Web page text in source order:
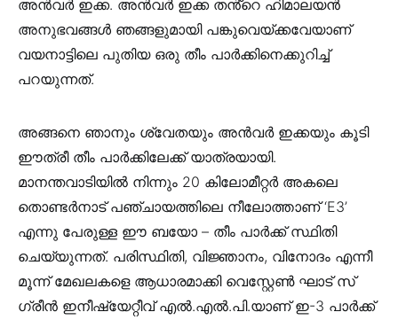
അൻവർ ഇക്ക. അൻവർ ഇക്ക തൻ്റെ ഹിമാലയൻ
അനുഭവങ്ങൾ ഞങ്ങളുമായി പങ്കുവെയ്ക്കവേയാണ്
വയനാട്ടിലെ പുതിയ ഒരു തീം പാർക്കിനെക്കുറിച്ച്
പറയുന്നത്.
അങ്ങനെ ഞാനും ശ്വേതയും അൻവർ ഇക്കയും കൂടി
ഈത്രീ തീം പാർക്കിലേക്ക് യാത്രയായി.
മാനന്തവാടിയിൽ നിന്നും 20 കിലോമീറ്റർ അകലെ
തൊണ്ടർനാട് പഞ്ചായത്തിലെ നീലോത്താണ് ‘E3’
എന്നു പേരുള്ള ഈ ബയോ – തീം പാർക്ക് സ്ഥിതി
ചെയ്യുന്നത്. പരിസ്ഥിതി, വിജ്ഞാനം, വിനോദം എന്നീ
മൂന്ന് മേഖലകളെ ആധാരമാക്കി വെസ്റ്റേൺ ഘാട് സ്
ഗ്രീൻ ഇനീഷ്യേറ്റീവ് എൽ.എൽ.പി.യാണ് ഇ-3 പാർക്ക്